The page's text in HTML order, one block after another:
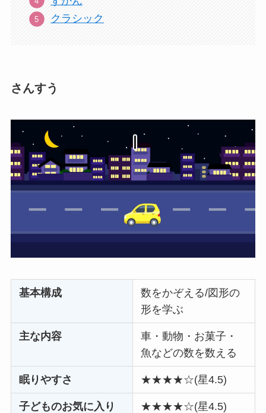
クラシック
さんすう
基本構成
数をかぞえる/図形の
形を学ぶ
主な内容
車・動物・お菓子・
魚などの数を数える
眠りやすさ ★★★★☆(星4.5)
子どものお気に入り
★★★★☆(星4.5)